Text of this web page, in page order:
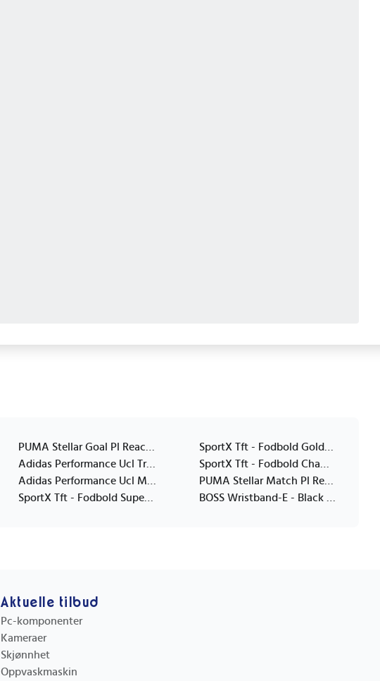
Adidas Performance Ucl Trn - White - 4
Aktuelle tilbud
Pc-komponenter
Kameraer
Skjønnhet
Oppvaskmaskin